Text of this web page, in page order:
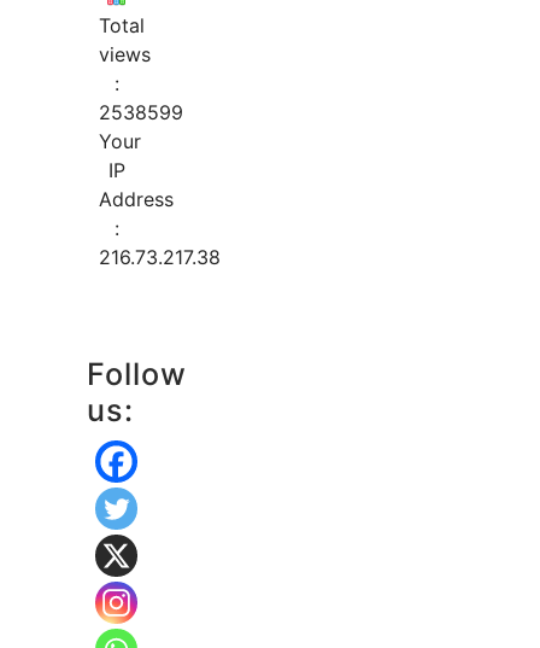
Total
views
:
2538599
Your
IP
Address
:
216.73.217.38
Follow
us: